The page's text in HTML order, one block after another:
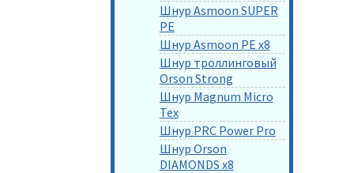
Шнур Asmoon SUPER
PE
Шнур Asmoon PE x8
Шнур троллинговый
Orson Strong
Шнур Magnum Micro
Tex
Шнур PRC Power Pro
Шнур Orson
DIAMONDS x8